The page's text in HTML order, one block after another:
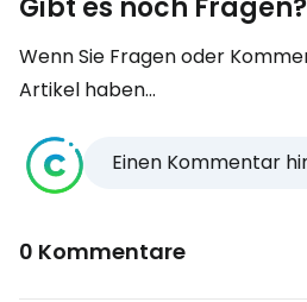
Gibt es noch Fragen?
Wenn Sie Fragen oder
Artikel haben...
Einen Kommentar
0 Kommentare